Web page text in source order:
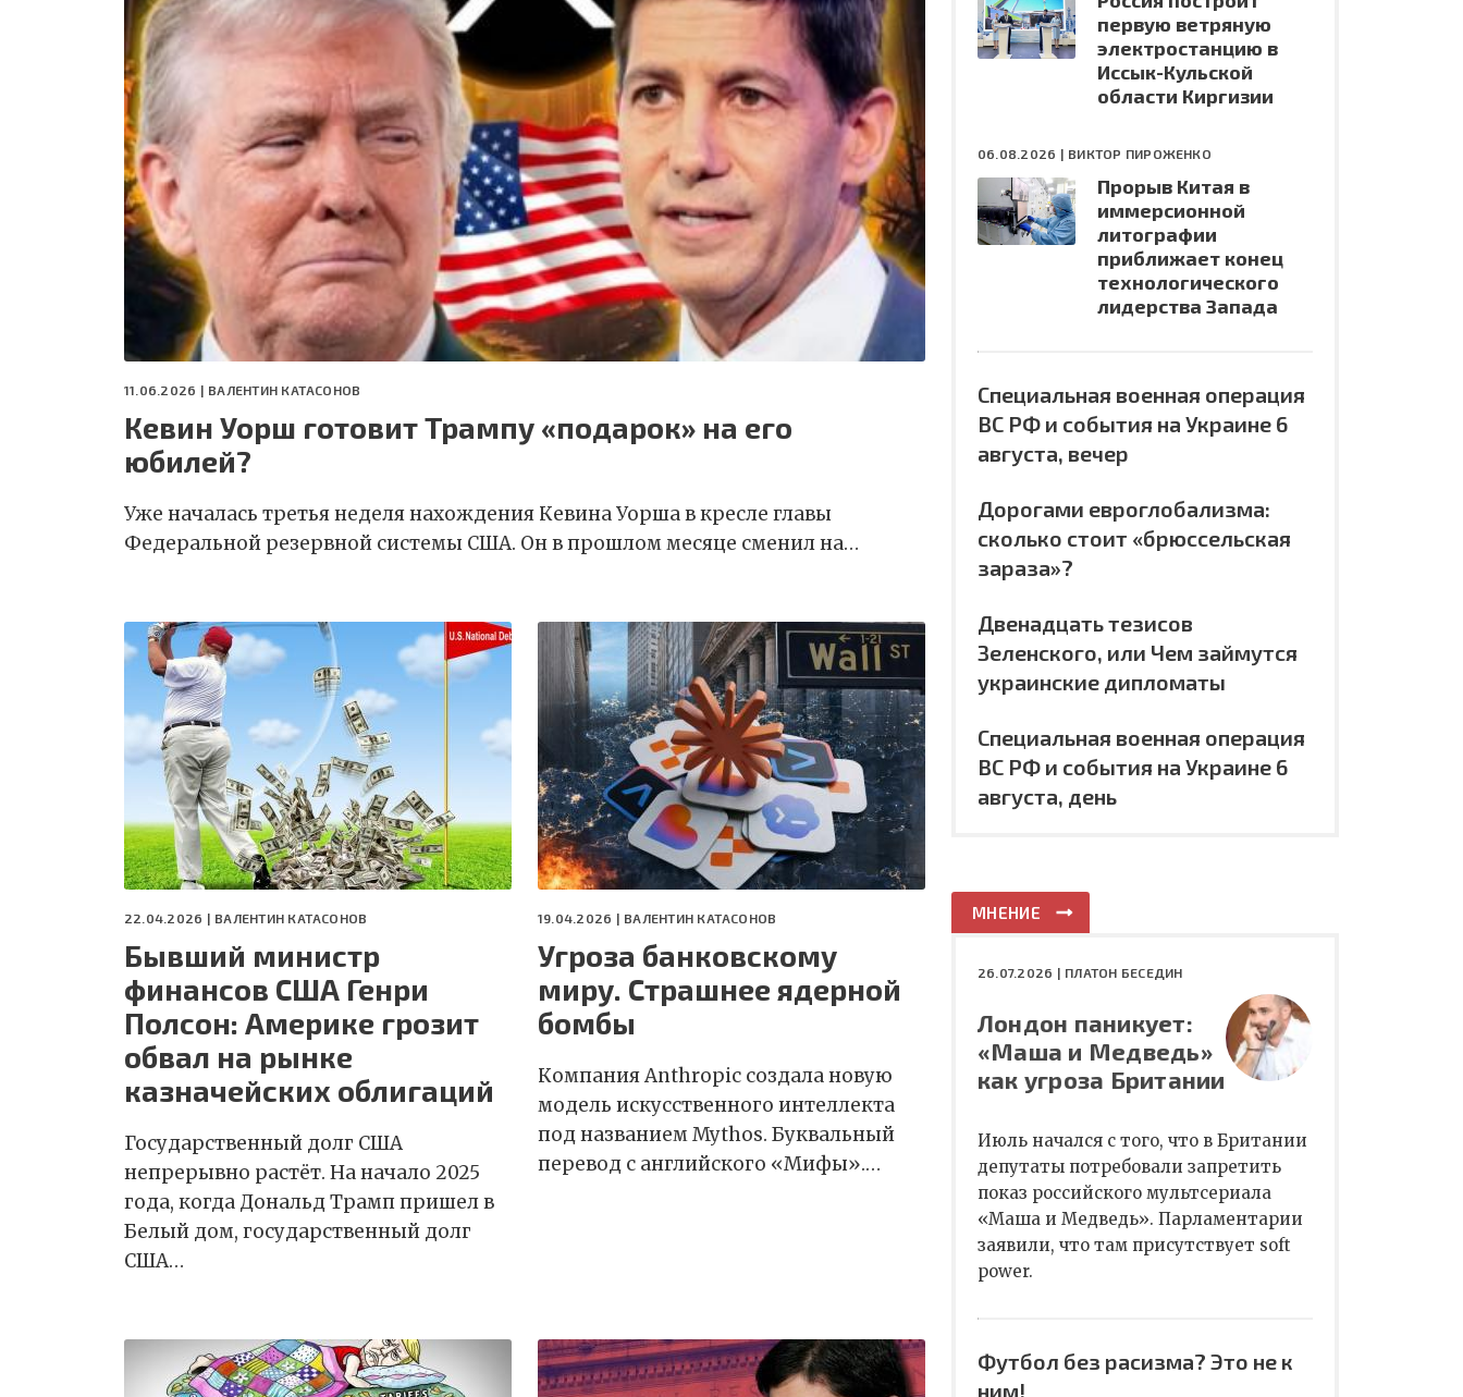
СЕГОДНЯ
ПОЛЯ БИТВЫ 2024
11.06.2026 | ВАЛЕНТИН КАТАСОНОВ
Кевин Уорш готовит Трампу «подарок» на его
юбилей?
Уже началась третья неделя нахождения Кевина Уорша в кресле главы
Федеральной резервной системы США. Он в прошлом месяце сменил на…
22.04.2026 | ВАЛЕНТИН КАТАСОНОВ
Бывший министр
финансов США Генри
Полсон: Америке грозит
обвал на рынке
казначейских облигаций
Государственный долг США
непрерывно растёт. На начало 2025
года, когда Дональд Трамп пришел в
Белый дом, государственный долг
США…
19.04.2026 | ВАЛЕНТИН КАТАСОНОВ
Угроза банковскому
миру. Страшнее ядерной
бомбы
Компания Anthropic создала новую
модель искусственного интеллекта
под названием Mythos. Буквальный
перевод с английского «Мифы».…
первую ветряную
электростанцию в
Иссык-Кульской
области Киргизии
06.08.2026 | ВИКТОР ПИРОЖЕНКО
Прорыв Китая в
иммерсионной
литографии
приближает конец
технологического
лидерства Запада
Специальная военная операция
ВС РФ и события на Украине 6
августа, вечер
Дорогами евроглобализма:
сколько стоит «брюссельская
зараза»?
Двенадцать тезисов
Зеленского, или Чем займутся
украинские дипломаты
Специальная военная операция
ВС РФ и события на Украине 6
августа, день
МНЕНИЕ
26.07.2026 | ПЛАТОН БЕСЕДИН
Лондон паникует:
«Маша и Медведь»
как угроза Британии
Июль начался с того, что в Британии
депутаты потребовали запретить
показ российского мультсериала
«Маша и Медведь». Парламентарии
заявили, что там присутствует soft
power.
Футбол без расизма? Это не к
ним!